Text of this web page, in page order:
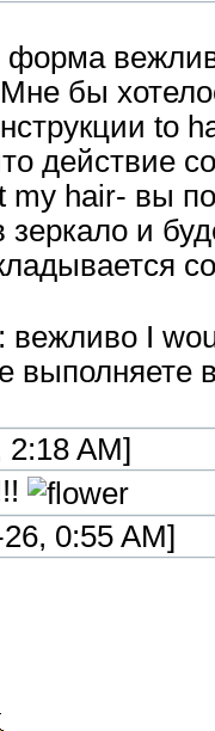
бы
to
действие
my hair- вы
и
вежливо I
выполняете
2:18 AM]
0:55 AM]